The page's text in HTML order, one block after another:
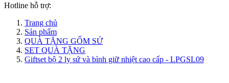
Hotline hỗ trợ:
Trang chủ
Sản phẩm
QUÀ TẶNG GỐM SỨ
SET QUÀ TẶNG
Giftset bộ 2 ly sứ và bình giữ nhiệt cao cấp - LPGSL09